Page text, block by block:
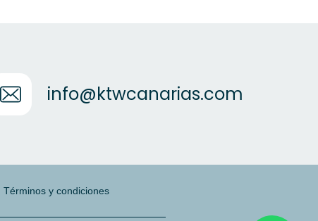
info@ktwcanarias.com
Términos y condiciones